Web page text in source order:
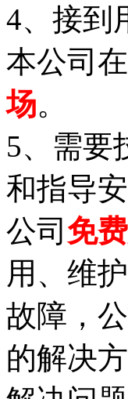
4、接到
本公司在
场。
5、需要
和指导
公司 免
用、维
故障，
的解决